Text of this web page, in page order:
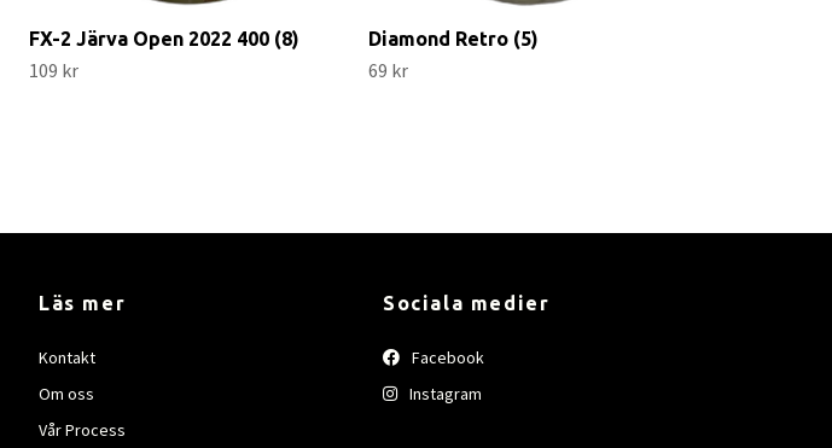
FX-2 Järva Open 2022 400 (8)
109 kr
Diamond Retro (5)
69 kr
Läs mer
Kontakt
Om oss
Vår Process
Sociala medier
Facebook
Instagram